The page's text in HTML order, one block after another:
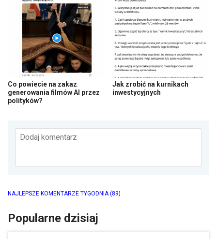
Co powiecie na zakaz
generowania filmów AI przez
polityków?
Jak zrobić na kurnikach
inwestycyjnych
Dodaj komentarz
NAJLEPSZE KOMENTARZE TYGODNIA(89)
Popularne dzisiaj